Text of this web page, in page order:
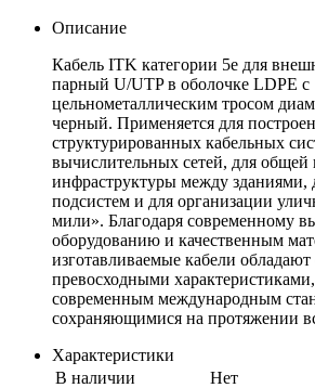
Описание
Кабель ITK категории 5е для
парный U/UTP в оболочке LDPE с
цельнометаллическим тросом
черный. Применяется для
структурированных кабельных
вычислительных сетей, для
инфраструктуры между зданиями,
подсистем и для организации
мили». Благодаря современному
оборудованию и качественным
изготавливаемые кабели
превосходными
современным международным
сохраняющимися на протяжении
Характеристики
В наличии
Нет